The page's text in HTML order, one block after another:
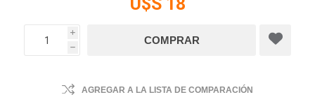
i
h
AGREGAR A LA LISTA DE COMPARACIÓN